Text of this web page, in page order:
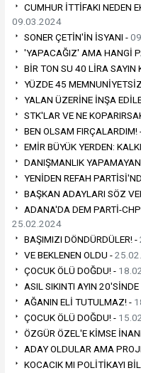
CUMHUR İTTİFAKI NEDEN
09.03.2024
SONER ÇETİN'İN İSYANI -
'YAPACAĞIZ' AMA HANGİ
BİR TON SU 40 LİRA SAYIN
YÜZDE 45
YALAN ÜZERİNE İNŞA
STK'LAR VE NE
BEN OLSAM FIRÇALARDIM!
EMİR BÜYÜK YERDEN:
DANIŞMANLIK
YENİDEN REFAH
BAŞKAN ADAYLARI SÖZ
ADANA'DA DEM PARTİ-
25.02.2024
BAŞIMIZI DÖNDÜRDÜLER! -
VE BEKLENEN OLDU -
ÇOCUK ÖLÜ DOĞDU! -
ASIL SIKINTI AYIN
AĞANIN ELİ TUTULMAZ! -
ÇOCUK ÖLÜ DOĞDU! -
ÖZGÜR ÖZEL'E KİMSE
ADAY OLDULAR AMA
KOCACIK MI POLİTİKAYI